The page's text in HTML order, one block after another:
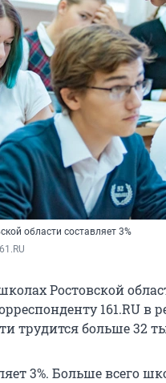
области составляет 3%
Ростовской
161.RU в
трудится больше 32
3%. Больше всего